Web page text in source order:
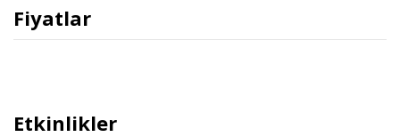
Fiyatlar
Etkinlikler